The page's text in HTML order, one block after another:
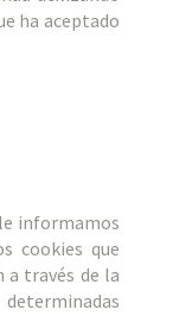
ha aceptado
informamos
cookies que
través de la